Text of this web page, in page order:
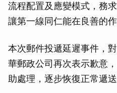
流程配置及應變模式，務
讓第一線同仁能在良善的
本次郵件投遞延遲事件，
華郵政公司再次表示歉意
助處理，逐步恢復正常遞送